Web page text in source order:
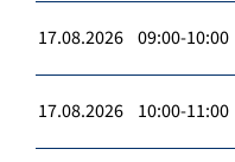
17.08.2026 09:00-10:00
17.08.2026 10:00-11:00